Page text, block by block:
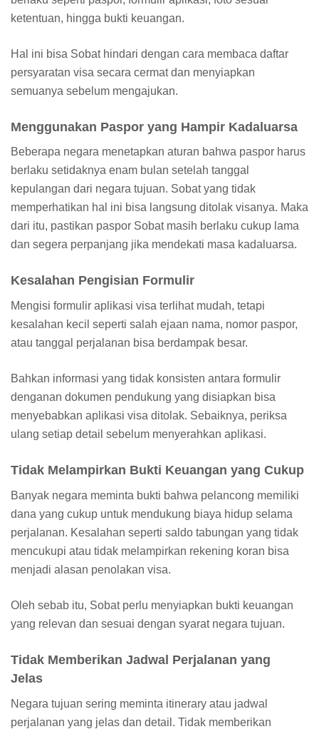
ketentuan, hingga bukti keuangan.
Hal ini bisa Sobat hindari dengan cara membaca daftar
persyaratan visa secara cermat dan menyiapkan
semuanya sebelum mengajukan.
Menggunakan Paspor yang Hampir Kadaluarsa
Beberapa negara menetapkan aturan bahwa paspor harus
berlaku setidaknya enam bulan setelah tanggal
kepulangan dari negara tujuan. Sobat yang tidak
memperhatikan hal ini bisa langsung ditolak visanya. Maka
dari itu, pastikan paspor Sobat masih berlaku cukup lama
dan segera perpanjang jika mendekati masa kadaluarsa.
Kesalahan Pengisian Formulir
Mengisi formulir aplikasi visa terlihat mudah, tetapi
kesalahan kecil seperti salah ejaan nama, nomor paspor,
atau tanggal perjalanan bisa berdampak besar.
Bahkan informasi yang tidak konsisten antara formulir
denganan dokumen pendukung yang disiapkan bisa
menyebabkan aplikasi visa ditolak. Sebaiknya, periksa
ulang setiap detail sebelum menyerahkan aplikasi.
Tidak Melampirkan Bukti Keuangan yang Cukup
Banyak negara meminta bukti bahwa pelancong memiliki
dana yang cukup untuk mendukung biaya hidup selama
perjalanan. Kesalahan seperti saldo tabungan yang tidak
mencukupi atau tidak melampirkan rekening koran bisa
menjadi alasan penolakan visa.
Oleh sebab itu, Sobat perlu menyiapkan bukti keuangan
yang relevan dan sesuai dengan syarat negara tujuan.
Tidak Memberikan Jadwal Perjalanan yang
Jelas
Negara tujuan sering meminta itinerary atau jadwal
perjalanan yang jelas dan detail. Tidak memberikan